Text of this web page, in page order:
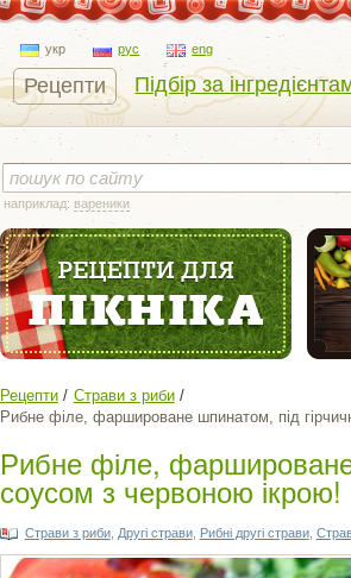
укр рус eng
Рецепти Підбір за
наприклад: вареники
Рецепти
Страви з риби
Рибне філе, фаршироване шпинатом, під
Рибне філе,
соусом з червоною ікрою!
Страви з риби, Другі страви, Рибні другі страви,